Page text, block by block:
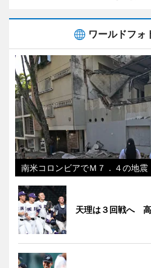
ワールドフォ
南米コロンビアでＭ７．４の地震
天理は３回戦へ